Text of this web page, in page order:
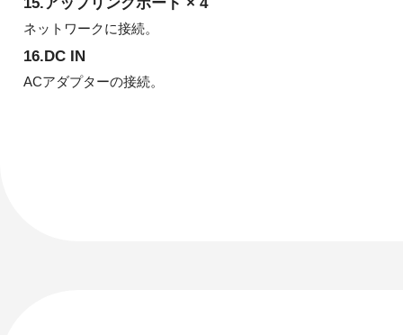
ネットワークに接続。
16.DC IN
ACアダプターの接続。